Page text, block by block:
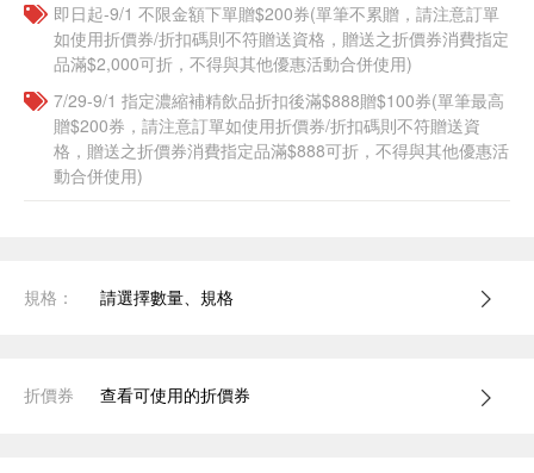
即日起-9/1 不限金額下單贈$200券(單筆不累贈，請注意訂單
如使用折價券/折扣碼則不符贈送資格，贈送之折價券消費指定
品滿$2,000可折，不得與其他優惠活動合併使用)
7/29-9/1 指定濃縮補精飲品​折扣後滿$888贈$100券(單筆最高
贈$200券，請注意訂單如使用折價券/折扣碼則不符贈送資
格，贈送之折價券消費指定品滿$888可折，不得與其他優惠活
動合併使用)
規格： 請選擇數量、規格
折價券 查看可使用的折價券